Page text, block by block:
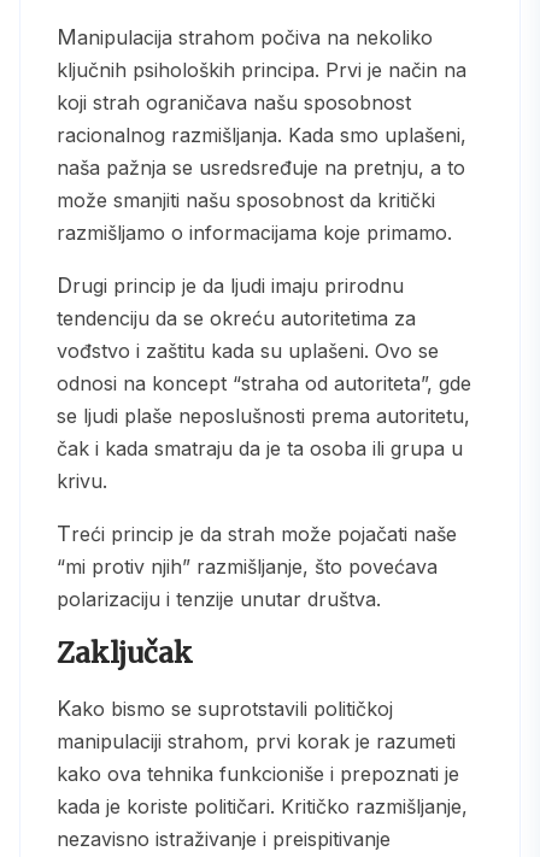
Manipulacija strahom počiva na nekoliko
ključnih psiholoških principa. Prvi je način na
koji strah ograničava našu sposobnost
racionalnog razmišljanja. Kada smo uplašeni,
naša pažnja se usredsređuje na pretnju, a to
može smanjiti našu sposobnost da kritički
razmišljamo o informacijama koje primamo.
Drugi princip je da ljudi imaju prirodnu
tendenciju da se okreću autoritetima za
vođstvo i zaštitu kada su uplašeni. Ovo se
odnosi na koncept “straha od autoriteta”, gde
se ljudi plaše neposlušnosti prema autoritetu,
čak i kada smatraju da je ta osoba ili grupa u
krivu.
Treći princip je da strah može pojačati naše
“mi protiv njih” razmišljanje, što povećava
polarizaciju i tenzije unutar društva.
Zaključak
Kako bismo se suprotstavili političkoj
manipulaciji strahom, prvi korak je razumeti
kako ova tehnika funkcioniše i prepoznati je
kada je koriste političari. Kritičko razmišljanje,
nezavisno istraživanje i preispitivanje